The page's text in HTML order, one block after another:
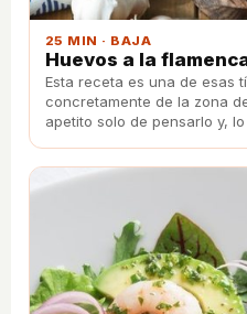
25 MIN · BAJA
Huevos a la
Esta receta es una de esas
concretamente de la zona
apetito solo de pensarlo y,